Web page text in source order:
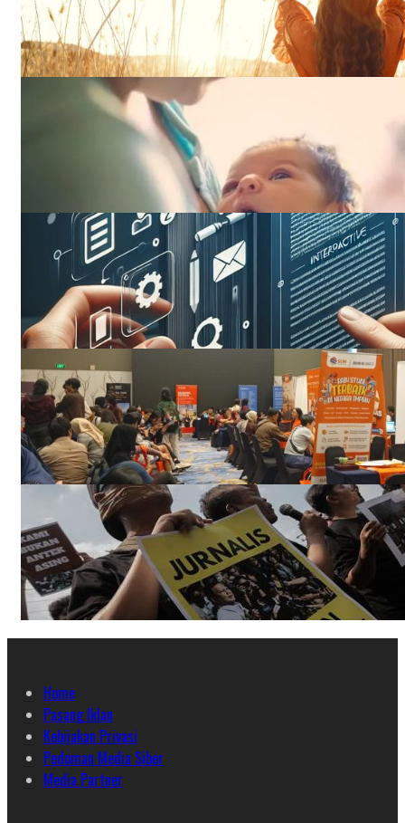
Home
Pasang Iklan
Kebijakan Privasi
Pedoman Media Siber
Media Partner